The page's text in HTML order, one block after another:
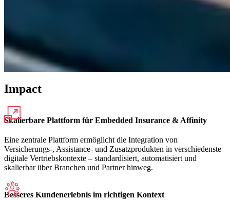
Impact
Skalierbare Plattform für Embedded Insurance & Affinity
Eine zentrale Plattform ermöglicht die Integration von
Versicherungs-, Assistance- und Zusatzprodukten in verschiedenste
digitale Vertriebskontexte – standardisiert, automatisiert und
skalierbar über Branchen und Partner hinweg.
Besseres Kundenerlebnis im richtigen Kontext